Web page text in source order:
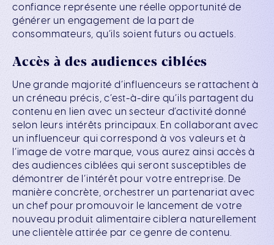
confiance représente une réelle opportunité de
générer un engagement de la part de
consommateurs, qu’ils soient futurs ou actuels.
Accès à des audiences ciblées
Une grande majorité d’influenceurs se rattachent à
un créneau précis, c’est-à-dire qu’ils partagent du
contenu en lien avec un secteur d’activité donné
selon leurs intérêts principaux. En collaborant avec
un influenceur qui correspond à vos valeurs et à
l’image de votre marque, vous aurez ainsi accès à
des audiences ciblées qui seront susceptibles de
démontrer de l’intérêt pour votre entreprise. De
manière concrète, orchestrer un partenariat avec
un chef pour promouvoir le lancement de votre
nouveau produit alimentaire ciblera naturellement
une clientèle attirée par ce genre de contenu.